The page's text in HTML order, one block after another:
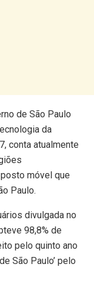
de São Paulo
da
conta atualmente
móvel que
Paulo.
divulgada no
98,8% de
pelo quinto ano
São Paulo’ pelo